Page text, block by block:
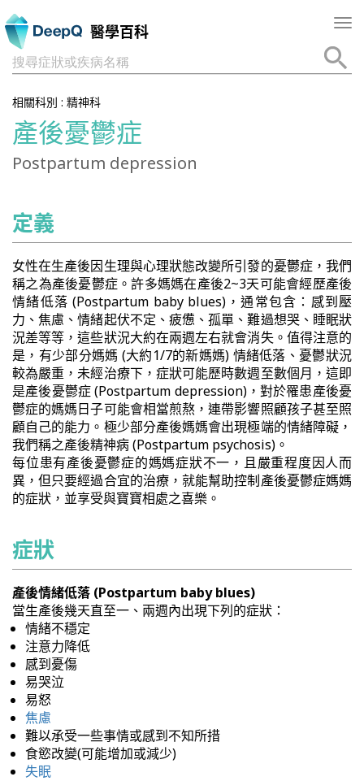
醫學百科
搜尋症狀或疾病名稱
相關科別 : 精神科
產後憂鬱症
Postpartum depression
定義
女性在生產後因生理與心理狀態改變所引發的憂鬱症，我們
稱之為產後憂鬱症。許多媽媽在產後2~3天可能會經歷產後
情緒低落 (Postpartum baby blues)，通常包含：感到壓
力、焦慮、情緒起伏不定、疲憊、孤單、難過想哭、睡眠狀
況差等等，這些狀況大約在兩週左右就會消失。值得注意的
是，有少部分媽媽 (大約1/7的新媽媽) 情緒低落、憂鬱狀況
較為嚴重，未經治療下，症狀可能歷時數週至數個月，這即
是產後憂鬱症 (Postpartum depression)，對於罹患產後憂
鬱症的媽媽日子可能會相當煎熬，連帶影響照顧孩子甚至照
顧自己的能力。極少部分產後媽媽會出現極端的情緒障礙，
我們稱之產後精神病 (Postpartum psychosis)。
每位患有產後憂鬱症的媽媽症狀不一，且嚴重程度因人而
異，但只要經過合宜的治療，就能幫助控制產後憂鬱症媽媽
的症狀，並享受與寶寶相處之喜樂。
症狀
產後情緒低落 (Postpartum baby blues)
當生產後幾天直至一、兩週內出現下列的症狀：
情緒不穩定
注意力降低
感到憂傷
易哭泣
易怒
焦慮
難以承受一些事情或感到不知所措
食慾改變(可能增加或減少)
失眠